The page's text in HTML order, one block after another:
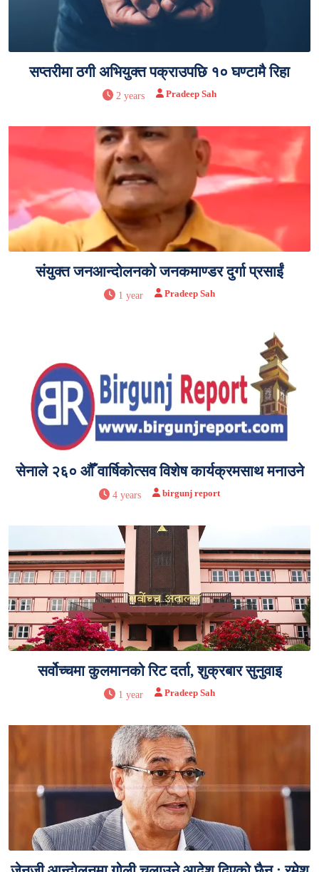
सप्तरीमा ठगी अभियुक्त पक्राउपछि १० घण्टामै रिहा
2 years Pradeep Sah
संयुक्त जनआन्दोलनको जनकमाण्डर दुर्गा प्रसाईं
1 year Pradeep Sah
सेनाले २६० औँ वार्षिकोत्सव विशेष कार्यक्रमसाथ मनाउने
4 years birgunj report
सर्वोच्चमा कुलमानको रिट दर्ता, शुक्रबार सुनुवाइ
1 year Pradeep Sah